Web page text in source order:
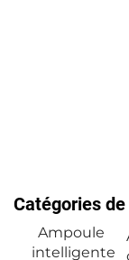
Catégories
Ampoule
intelligente